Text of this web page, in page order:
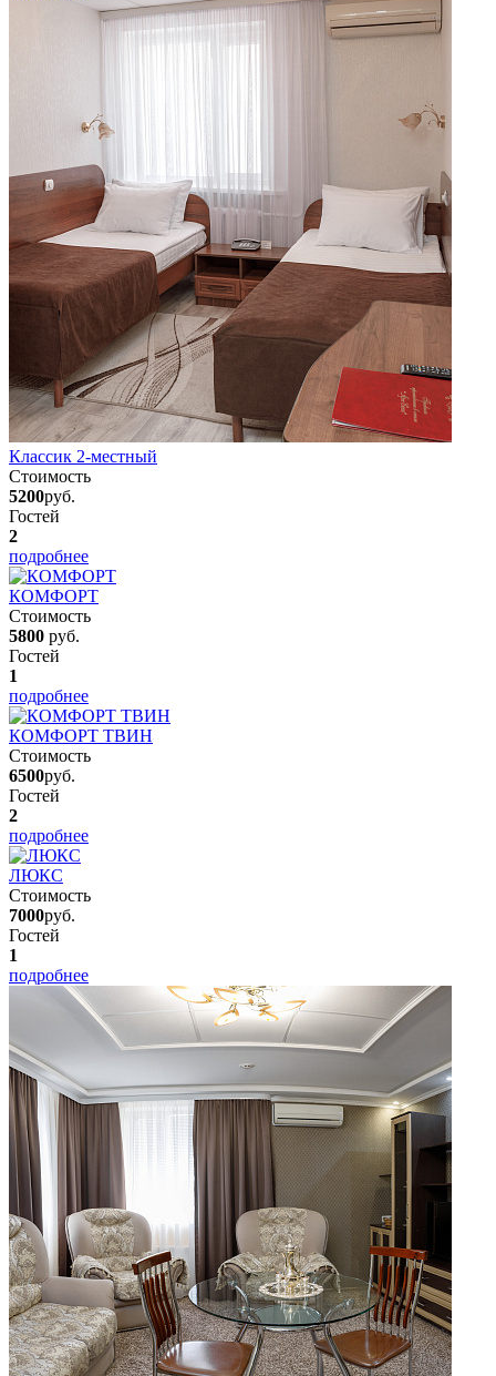
Классик 2-местный
Стоимость
5200руб.
Гостей
2
подробнее
КОМФОРТ
Стоимость
5800 руб.
Гостей
1
подробнее
КОМФОРТ ТВИН
Стоимость
6500руб.
Гостей
2
подробнее
ЛЮКС
Стоимость
7000руб.
Гостей
1
подробнее